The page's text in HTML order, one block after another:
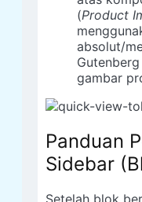
(Product
absolut/
gambar
Panduan
Sidebar